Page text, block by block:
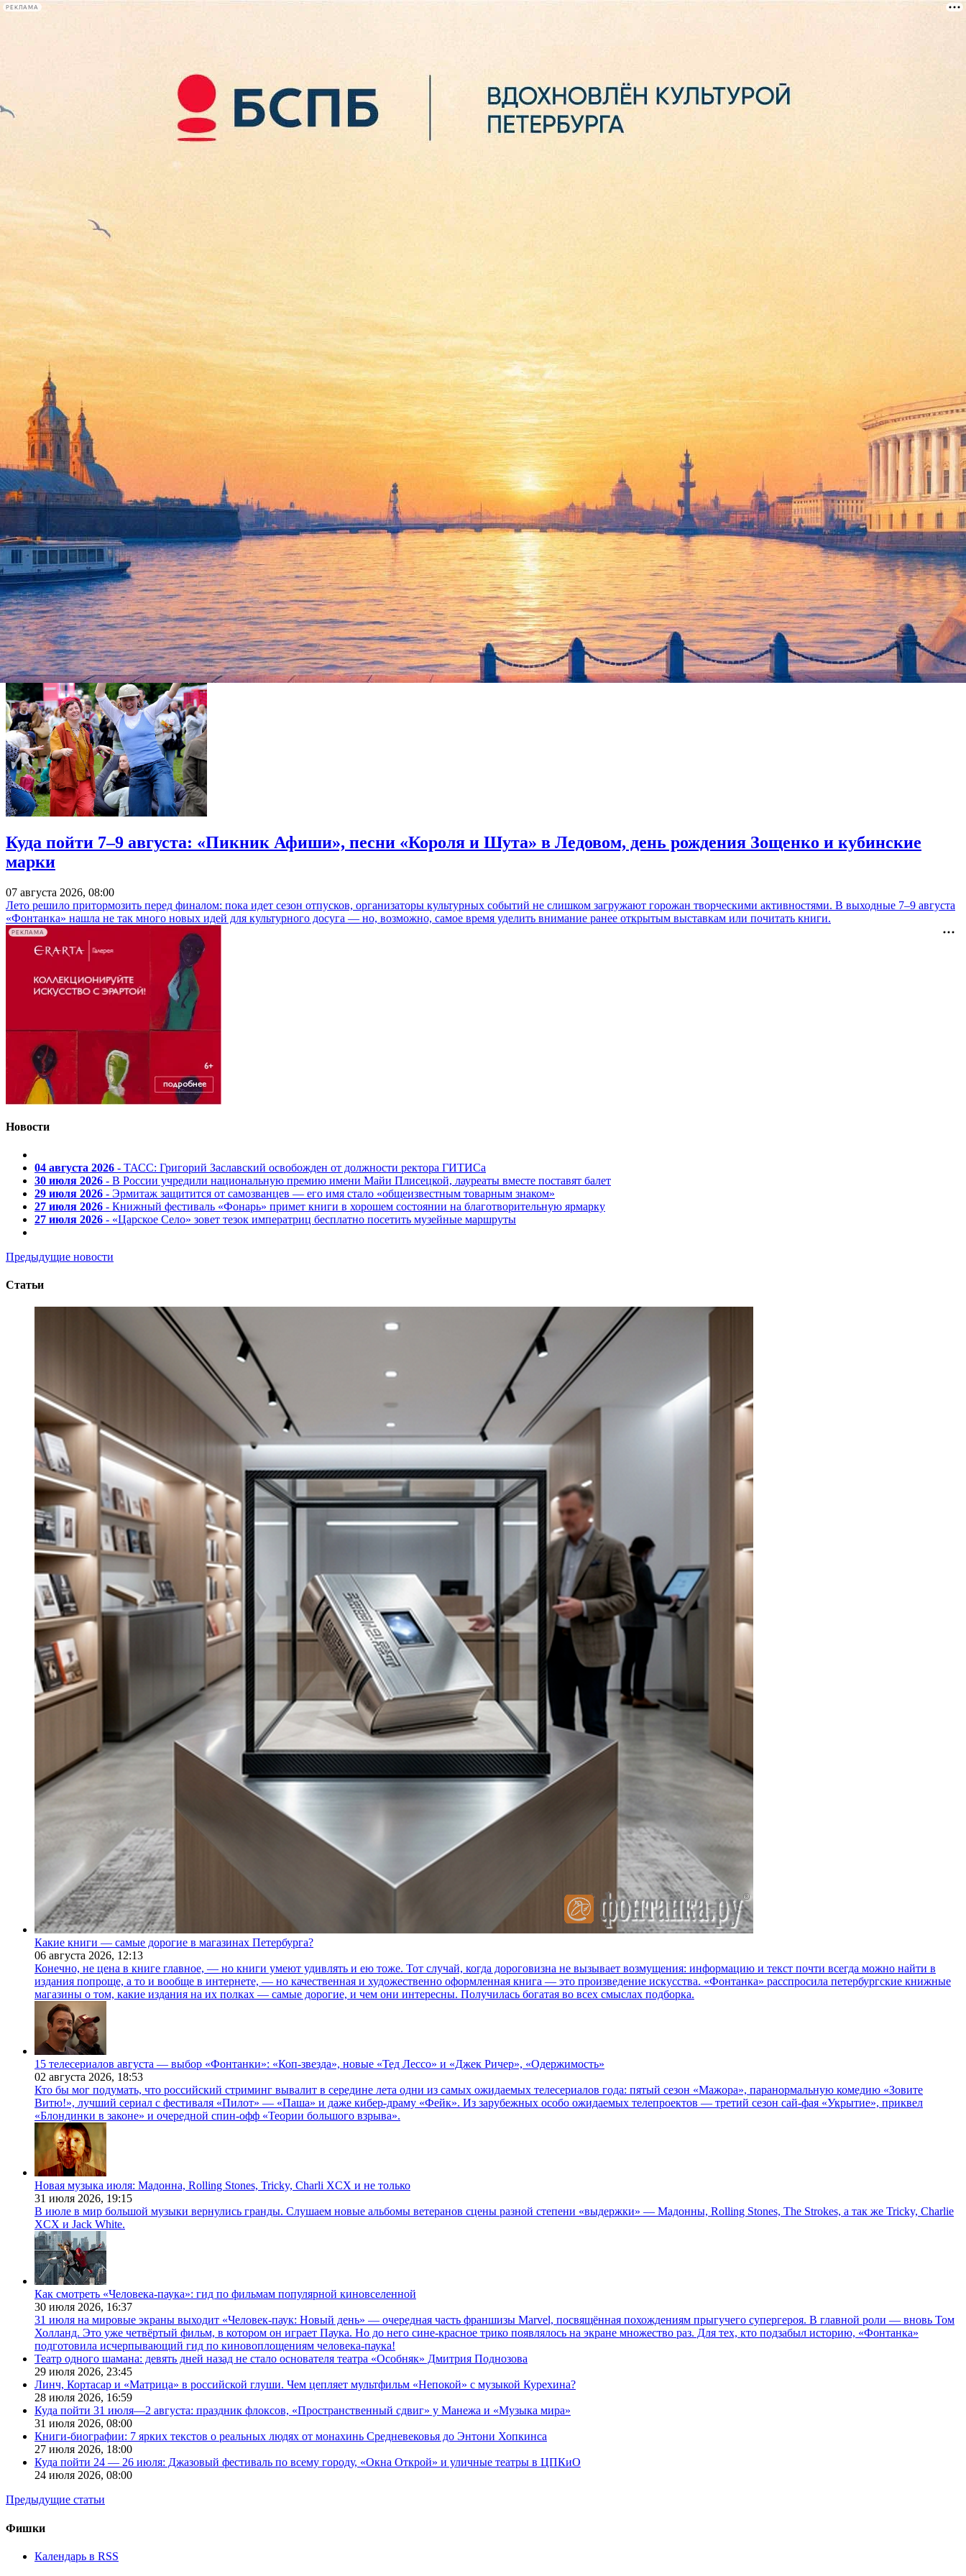
РЕКЛАМА
лекции
книги
Стивен Кинг выпустит детскую книгу о «паровозике Ту-Ту»
27 октября 2016,
Детская книга Стивена Кинга о «паровозике Ту-Ту» появится в продаже 22 ноября. Её выпустит американское издательство Simon & Schuster, сообщает британская газета The Guardian
В издании король ужасов выступает под псевдонимом Бэрил Эванс, иллюстрации подготовил художник Нэд Дэмерон. Сказка берёт начало из цикла «Тёмная башня». По сюжету, один из
героев, паренёк по имени Джейк Чеймберз, наталкивается на книгу под названием «Чарли Ту-Ту»: «На ярко-зелёной обложке был изображён локомотив с человеческим лицом,
прокладывающий себе путь на холм... Чарли сделал вывод, что не доверяет улыбке паровоза».
В новой книге Кинг развил этот сюжет. Издатели приглашают «запрыгнуть на борт» и насладиться железнодорожным путешествием в «захватывающей книге о дружбе и верности».
Напомним, Стивен Кинг впервыепрезентовалсказку «Чарли Ту-Ту» летом 2016 года на фестивале Comic Con в Сан-Диего. Тогда же появилось ограниченное издание книги тиражом 150
экземпляров.
Фонтанка.ру
Проект "Афиша Plus" реализован на средства гранта Санкт-Петербурга
Куда пойти 7–9 августа: «Пикник Афиши», песни «Короля и Шута» в Ледовом, день рождения Зощенко и кубинские
марки
07 августа 2026, 08:00
Лето решило притормозить перед финалом: пока идет сезон отпусков, организаторы культурных событий не слишком загружают горожан творческими активностями. В выходные 7–9 августа
«Фонтанка» нашла не так много новых идей для культурного досуга — но, возможно, самое время уделить внимание ранее открытым выставкам или почитать книги.
РЕКЛАМА
Новости
04 августа 2026 - ТАСС: Григорий Заславский освобожден от должности ректора ГИТИСа
30 июля 2026 - В России учредили национальную премию имени Майи Плисецкой, лауреаты вместе поставят балет
29 июля 2026 - Эрмитаж защитится от самозванцев — его имя стало «общеизвестным товарным знаком»
27 июля 2026 - Книжный фестиваль «Фонарь» примет книги в хорошем состоянии на благотворительную ярмарку
27 июля 2026 - «Царское Село» зовет тезок императриц бесплатно посетить музейные маршруты
Предыдущие новости
Статьи
Какие книги — самые дорогие в магазинах Петербурга?
06 августа 2026, 12:13
Конечно, не цена в книге главное, — но книги умеют удивлять и ею тоже. Тот случай, когда дороговизна не вызывает возмущения: информацию и текст почти всегда можно найти в
издания попроще, а то и вообще в интернете, — но качественная и художественно оформленная книга — это произведение искусства. «Фонтанка» расспросила петербургские книжные
магазины о том, какие издания на их полках — самые дорогие, и чем они интересны. Получилась богатая во всех смыслах подборка.
15 телесериалов августа — выбор «Фонтанки»: «Коп-звезда», новые «Тед Лессо» и «Джек Ричер», «Одержимость»
02 августа 2026, 18:53
Кто бы мог подумать, что российский стриминг вывалит в середине лета одни из самых ожидаемых телесериалов года: пятый сезон «Мажора», паранормальную комедию «Зовите
Витю!», лучший сериал с фестиваля «Пилот» — «Паша» и даже кибер-драму «Фейк». Из зарубежных особо ожидаемых телепроектов — третий сезон сай-фая «Укрытие», приквел
«Блондинки в законе» и очередной спин-офф «Теории большого взрыва».
Новая музыка июля: Мадонна, Rolling Stones, Tricky, Charli XCX и не только
31 июля 2026, 19:15
В июле в мир большой музыки вернулись гранды. Слушаем новые альбомы ветеранов сцены разной степени «выдержки» — Мадонны, Rolling Stones, The Strokes, а так же Tricky, Charlie
XCX и Jack White.
Как смотреть «Человека-паука»: гид по фильмам популярной киновселенной
30 июля 2026, 16:37
31 июля на мировые экраны выходит «Человек-паук: Новый день» — очередная часть франшизы Marvel, посвящённая похождениям прыгучего супергероя. В главной роли — вновь Том
Холланд. Это уже четвёртый фильм, в котором он играет Паука. Но до него сине-красное трико появлялось на экране множество раз. Для тех, кто подзабыл историю, «Фонтанка»
подготовила исчерпывающий гид по киновоплощениям человека-паука!
Театр одного шамана: девять дней назад не стало основателя театра «Особняк» Дмитрия Поднозова
29 июля 2026, 23:45
Линч, Кортасар и «Матрица» в российской глуши. Чем цепляет мультфильм «Непокой» с музыкой Курехина?
28 июля 2026, 16:59
Куда пойти 31 июля—2 августа: праздник флоксов, «Пространственный сдвиг» у Манежа и «Музыка мира»
31 июля 2026, 08:00
Книги-биографии: 7 ярких текстов о реальных людях от монахинь Средневековья до Энтони Хопкинса
27 июля 2026, 18:00
Куда пойти 24 — 26 июля: Джазовый фестиваль по всему городу, «Окна Открой» и уличные театры в ЦПКиО
24 июля 2026, 08:00
Предыдущие статьи
Фишки
Календарь в RSS